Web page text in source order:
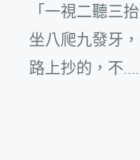
「一視二聽三
坐八爬九發牙
路上抄的，不....